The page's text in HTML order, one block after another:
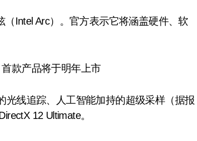
光线追踪、人工智能加持的超级采样（据报
12 Ultimate。